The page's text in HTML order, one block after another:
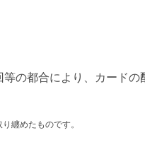
の都合により、カードの
纏めたものです。